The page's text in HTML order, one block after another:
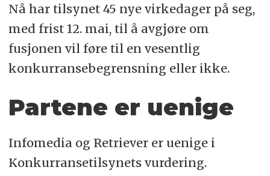
Nå har tilsynet 45 nye virkedager på seg,
med frist 12. mai, til å avgjøre om
fusjonen vil føre til en vesentlig
konkurransebegrensning eller ikke.
Partene er uenige
Infomedia og Retriever er uenige i
Konkurransetilsynets vurdering.